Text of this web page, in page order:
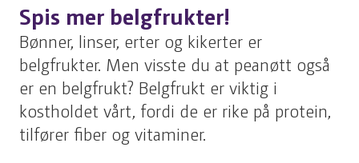
Spis mer belgfrukter!
Bønner, linser, erter og kikerter er
belgfrukter. Men visste du at peanøtt også
er en belgfrukt? Belgfrukt er viktig i
kostholdet vårt, fordi de er rike på protein,
tilfører fiber og vitaminer.